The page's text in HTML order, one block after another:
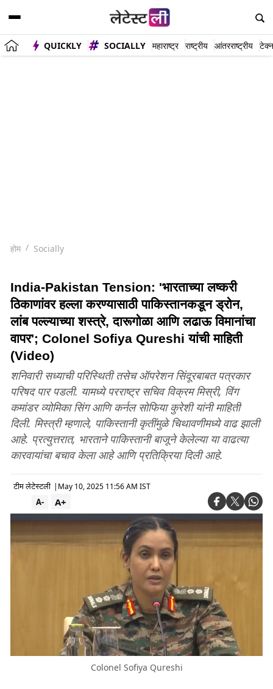
QUICKLY SOCIALLY महाराष्ट्र राष्ट्रीय आंतरराष्ट्रीय
होम Socially
India-Pakistan Tension: 'भारताच्या लष्करी
ठिकाणांवर हल्ला करण्यासाठी पाकिस्तानकडून ड्रोन,
लांब पल्ल्याच्या शस्त्रे, दारूगोळा आणि लढाऊ विमानांचा
वापर'; Colonel Sofiya Qureshi यांची माहिती
(Video)
शनिवारी सध्याची परिस्थिती तसेच ऑपरेशन सिंदूरबाबत पत्रकार
परिषद पार पडली. यामध्ये परराष्ट्र सचिव विक्रम मिस्री, विंग
कमांडर व्योमिका सिंग आणि कर्नल सोफिया कुरेशी यांनी माहिती
दिली. मिस्त्री म्हणाले, पाकिस्तानी कृतींमुळे चिथावणीमध्ये वाढ झाली
आहे. प्रत्युत्तरात, भारताने पाकिस्तानी बाजूने केलेल्या या वाढत्या
कारवायांचा बचाव केला आहे आणि प्रतिक्रिया दिली आहे.
टीम लेटेस्टली | May 10, 2025 11:56 AM IST
A+
A-
Colonel Sofiya Qureshi